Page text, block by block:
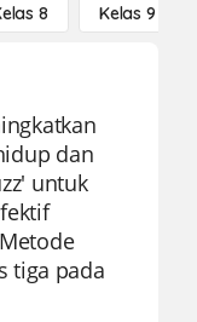
8 Kelas 9
dan
untuk
tiga pada